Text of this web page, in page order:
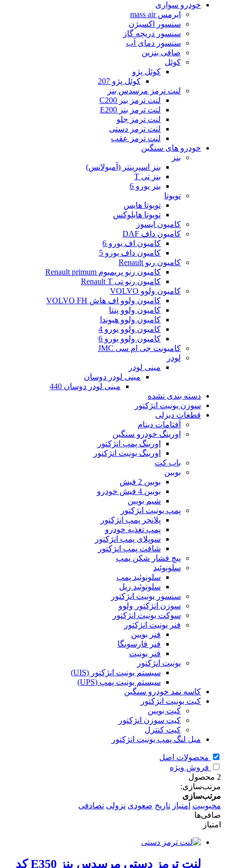
خودرو سواری
ایرمس mass air
سنسور اکسیژن
سنسور دریچه گاز
سنسور دمای آب
صافی بنزین
کوئل
کوئل پژو
کوئل پژو 207
لنت ترمز مرسدس بنز
لنت ترمز بنز C200
لنت ترمز بنز E200
لنت ترمز جلو
لنت ترمز دستی
لنت ترمز عقب
خودرو های سنگین
بنز
بنز اسپرینتر (آمبولانس)
بنز تی T
بنز یورو 6
تویوتا
تویوتا هایس
تویوتا هایلوکس
کامیون ایسوز
کامیون داف DAF
کامیون اف یورو 6
کامیون داف یورو 5
کامیون رنو Renault
کامیون رنو پریمیوم Renault primum
کامیون رنو تی Renault T
کامیون ولوو VOLVO
کامیون ولوو اف هاش VOLVO FH
کامیون ولوو پنتا
کامیون ولوو هیوندا
کامیون ولوو یورو 4
کامیون ولوو یورو 6
کامیونت جی ام سی JMC
لودر
مینی لودر
مینی لودر دوسان
مینی لودر دوسان 440
دسته بندی نشده
سوزن یونیت انژکتور
قطعات دیزلی
آفتامات دینام
اورینگ خودرو سنگین
اورینگ پمپ انژکتور
اورینگ یونیت انژکتور
باب کت
بوبین
بوبین 2 فیش
بوبین 4 فیش خودرو
شیم بویین
پمپ یونیت انژکتور
پلانجر پمپ انژکتور
پمپ تغذیه خودرو
سوپلای پمپ انژکتور
شافت پمپ انژکتور
پیچ فشار شکن پمپ
سلونوئید
سلونوئید پمپ
سلونوئید ریل
سنسور یونیت انژکتور
سوزن انژکتور ولوو
سوکت یونیت انژکتور
فنر یونیت انژکتور
فنر بویین
فنر فارسونگا
فنر یونیت
یونیت انژکتور
سیستم یونیت انژکتور (UIS)
سیستم یونیت پمپ (UPS)
کاسه نمد خودرو سنگین
کیت یونیت انژکتور
کیت بویین
کیت سوزن انژکتور
کیت کنترل
میل لنگ پمپ یونیت انژکتور
محصولات اصل
فروش ویژه
2 محصول
مرتب‌سازی:
مرتب‌سازی
محبوبیت امتیاز تاریخ صعودی نزولی تصادفی
صافی‌ها
امتیاز
لنت ترمز دستی مرسدس بنز E350 کد